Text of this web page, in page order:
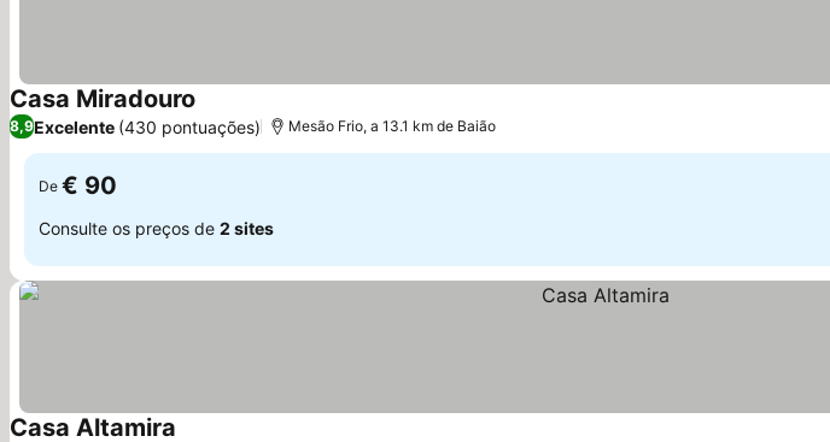
Casa Miradouro Ver preços
8,9Excelente (430 pontuações) Mesão Frio, a 13.1 km de Baião
De € 90
Consulte os preços de 2 sites
Casa Altamira